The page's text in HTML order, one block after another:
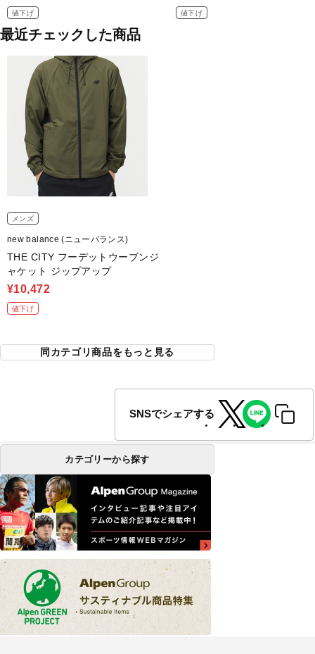
値下げ 値下げ
最近チェックした商品
メンズ
new balance (ニューバランス)
THE CITY フーデットウーブンジ
ャケット ジップアップ
¥10,472
値下げ
同カテゴリ商品をもっと見る
SNSでシェアする
カテゴリーから探す